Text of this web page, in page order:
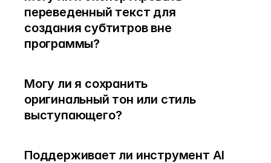
переведенный текст для
создания субтитров вне
программы?
Могу ли я сохранить
оригинальный тон или стиль
выступающего?
Поддерживает ли инструмент AI